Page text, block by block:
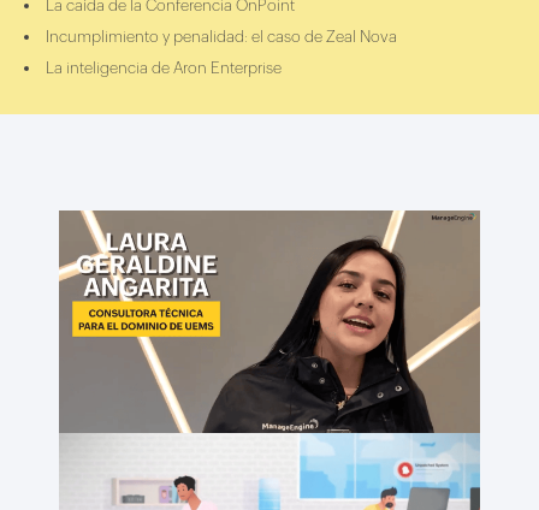
La caída de la Conferencia OnPoint
Incumplimiento y penalidad: el caso de Zeal Nova
La inteligencia de Aron Enterprise